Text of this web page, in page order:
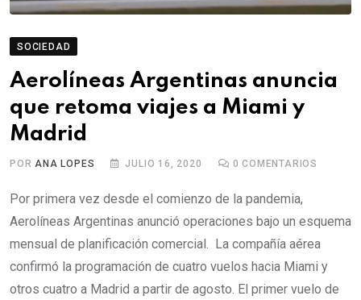
SOCIEDAD
Aerolíneas Argentinas anuncia
que retoma viajes a Miami y
Madrid
PORANA LOPES JULIO 16, 2020 0 COMENTARIOS
Por primera vez desde el comienzo de la pandemia,
Aerolíneas Argentinas anunció operaciones bajo un esquema
mensual de planificación comercial. La compañía aérea
confirmó la programación de cuatro vuelos hacia Miami y
otros cuatro a Madrid a partir de agosto. El primer vuelo de